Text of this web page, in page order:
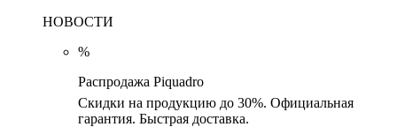
НОВОСТИ
%
Распродажа Piquadro
Скидки на продукцию до 30%. Официальная
гарантия. Быстрая доставка.